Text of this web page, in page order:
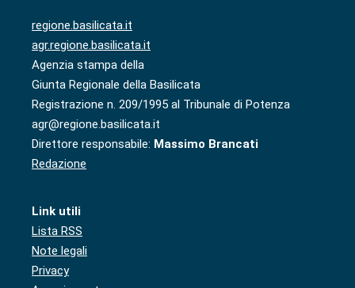
regione.basilicata.it
agr.regione.basilicata.it
Agenzia stampa della
Giunta Regionale della Basilicata
Registrazione n. 209/1995 al Tribunale di Potenza
agr@regione.basilicata.it
Direttore responsabile: Massimo Brancati
Redazione
Link utili
Lista RSS
Note legali
Privacy